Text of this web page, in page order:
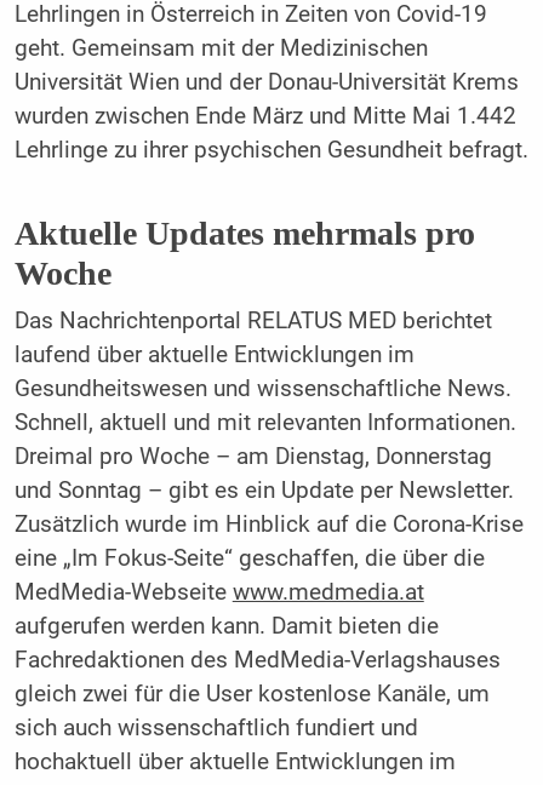
Lehrlingen in Österreich in Zeiten von Covid-19
geht. Gemeinsam mit der Medizinischen
Universität Wien und der Donau-Universität Krems
wurden zwischen Ende März und Mitte Mai 1.442
Lehrlinge zu ihrer psychischen Gesundheit befragt.
Aktuelle Updates mehrmals pro
Woche
Das Nachrichtenportal RELATUS MED berichtet
laufend über aktuelle Entwicklungen im
Gesundheitswesen und wissenschaftliche News.
Schnell, aktuell und mit relevanten Informationen.
Dreimal pro Woche – am Dienstag, Donnerstag
und Sonntag – gibt es ein Update per Newsletter.
Zusätzlich wurde im Hinblick auf die Corona-Krise
eine „Im Fokus-Seite“ geschaffen, die über die
MedMedia-Webseite www.medmedia.at
aufgerufen werden kann. Damit bieten die
Fachredaktionen des MedMedia-Verlagshauses
gleich zwei für die User kostenlose Kanäle, um
sich auch wissenschaftlich fundiert und
hochaktuell über aktuelle Entwicklungen im